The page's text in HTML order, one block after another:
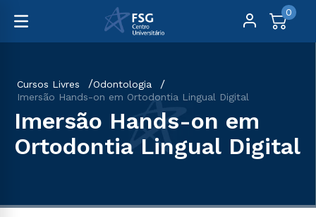
0
Cursos Livres
Odontologia
Imersão Hands-on em Ortodontia Lingual Digital
Imersão Hands-on em
Ortodontia Lingual Digital